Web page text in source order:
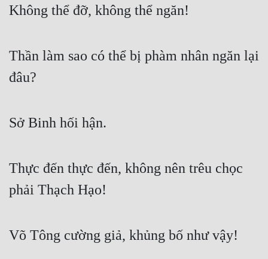
Xuyên Thư
Đô Thị
Đông Phương Huyền Huyễn
Đồng Nhân
Cẩu Đạo Trường Sinh
Không thể đỡ, không thể ngăn!
Thần làm sao có thể bị phàm nhân ngăn lại
đâu?
Sở Binh hối hận.
Thực đến thực đến, không nên trêu chọc
phải Thạch Hạo!
Võ Tông cường giả, khủng bố như vậy!